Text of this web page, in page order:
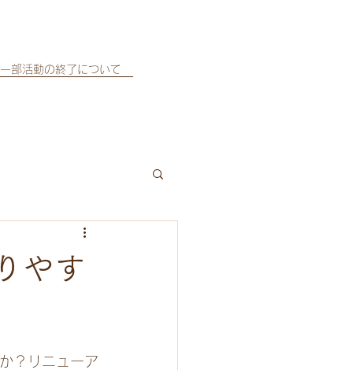
一部活動の終了について
やす
？リニューア